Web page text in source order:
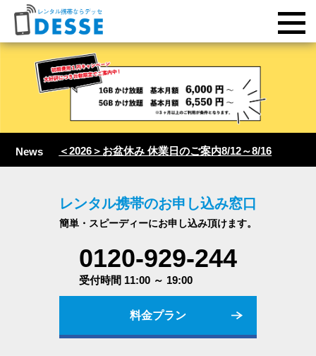
News ＜2026＞お盆休み 休業日のご案内8/12～8/16
レンタル携帯のお申し込み窓口
簡単・スピーディーにお申し込み頂けます。
0120-929-244
受付時間 11:00 ～ 19:00
料金プラン